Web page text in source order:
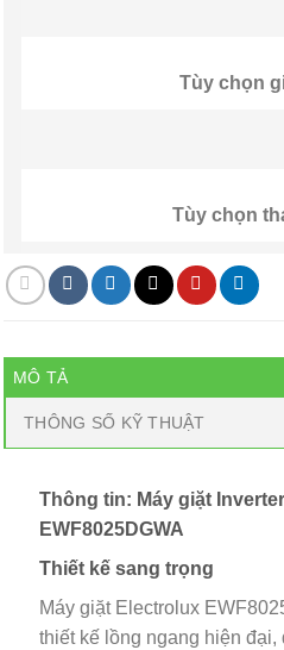
Tùy chọn
Tùy chọn
MÔ TẢ
THÔNG SỐ KỸ THUẬT
Thông tin: Máy giặt
EWF8025DGWA
Thiết kế sang trọng
Máy giặt Electrolux
thiết kế lồng ngang hiện